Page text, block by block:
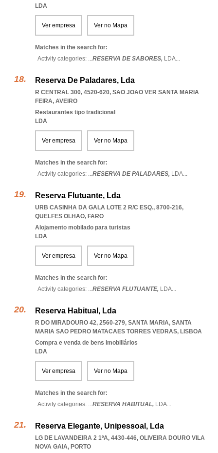
LDA
Ver empresa Ver no Mapa
Matches in the search for:
Activity categories: ...RESERVA DE SABORES, LDA...
Reserva De Paladares, Lda
R CENTRAL 300, 4520-620, SAO JOAO VER SANTA MARIA
FEIRA, AVEIRO
Restaurantes tipo tradicional
LDA
Ver empresa Ver no Mapa
Matches in the search for:
Activity categories: ...RESERVA DE PALADARES, LDA...
Reserva Flutuante, Lda
URB CASINHA DA GALA LOTE 2 R/C ESQ., 8700-216,
QUELFES OLHAO, FARO
Alojamento mobilado para turistas
LDA
Ver empresa Ver no Mapa
Matches in the search for:
Activity categories: ...RESERVA FLUTUANTE, LDA...
Reserva Habitual, Lda
R DO MIRADOURO 42, 2560-279, SANTA MARIA, SANTA
MARIA SAO PEDRO MATACAES TORRES VEDRAS, LISBOA
Compra e venda de bens imobiliários
LDA
Ver empresa Ver no Mapa
Matches in the search for:
Activity categories: ...RESERVA HABITUAL, LDA...
Reserva Elegante, Unipessoal, Lda
LG DE LAVANDEIRA 2 1ºA, 4430-446, OLIVEIRA DOURO VILA
NOVA GAIA, PORTO